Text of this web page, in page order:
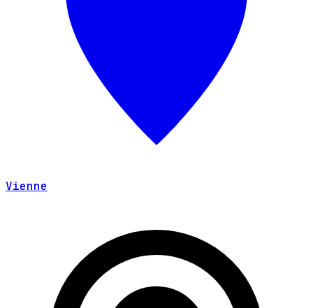
Vienne